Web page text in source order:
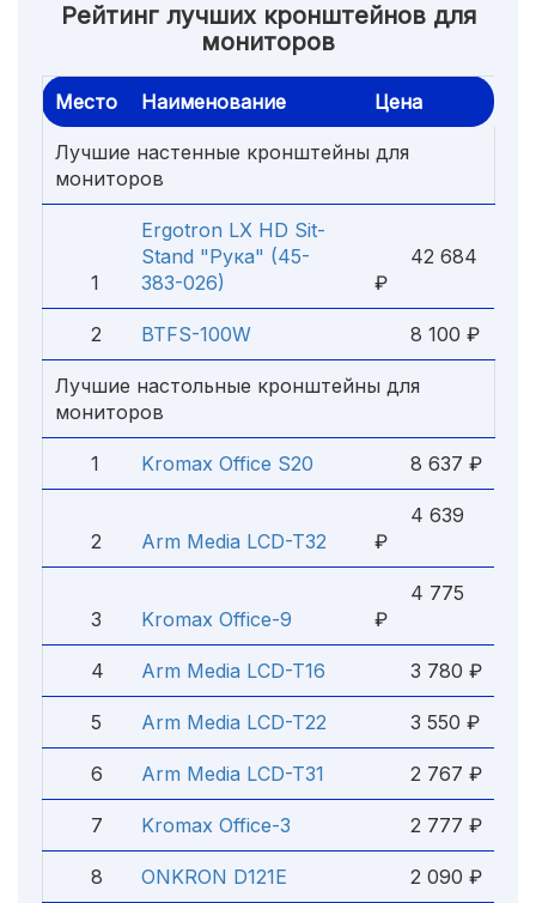
Рейтинг лучших кронштейнов для
мониторов
Место Наименование Цена
Лучшие настенные кронштейны для
мониторов
1
Ergotron LX HD Sit-
Stand "Рука" (45-
383-026)
42 684
₽
2 BTFS-100W 8 100 ₽
Лучшие настольные кронштейны для
мониторов
1 Kromax Office S20 8 637 ₽
2 Arm Media LCD-T32
4 639
₽
3 Kromax Office-9
4 775
₽
4 Arm Media LCD-T16 3 780 ₽
5 Arm Media LCD-T22 3 550 ₽
6 Arm Media LCD-T31 2 767 ₽
7 Kromax Office-3 2 777 ₽
8 ONKRON D121E 2 090 ₽